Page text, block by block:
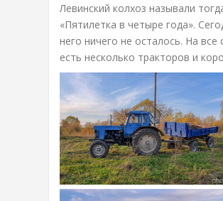
Левинский колхоз называли
«Пятилетка в четыре года».
него ничего не осталось. На все
есть несколько тракторов и